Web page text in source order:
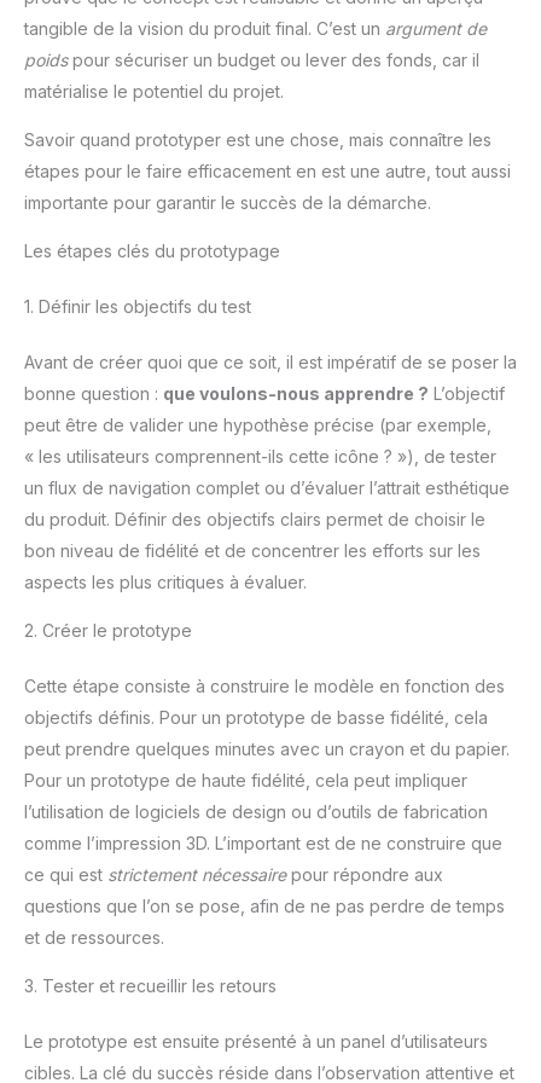
Assembler: Cette chaise de
bureau est très facile à
installer, seulement 6 étapes,
et est livrée avec toutes les
manuel d'utilisation détaillé,
l'installation en seulement 15
minutes !
tangible de la vision du produit final. C’est un argument de
poidspour sécuriser un budget ou lever des fonds, car il
matérialise le potentiel du projet.
Savoir quand prototyper est une chose, mais connaître les
étapes pour le faire efficacement en est une autre, tout aussi
importante pour garantir le succès de la démarche.
Les étapes clés du prototypage
1. Définir les objectifs du test
Avant de créer quoi que ce soit, il est impératif de se poser la
bonne question : que voulons-nous apprendre ? L’objectif
peut être de valider une hypothèse précise (par exemple,
« les utilisateurs comprennent-ils cette icône ? »), de tester
un flux de navigation complet ou d’évaluer l’attrait esthétique
du produit. Définir des objectifs clairs permet de choisir le
bon niveau de fidélité et de concentrer les efforts sur les
aspects les plus critiques à évaluer.
2. Créer le prototype
Cette étape consiste à construire le modèle en fonction des
objectifs définis. Pour un prototype de basse fidélité, cela
peut prendre quelques minutes avec un crayon et du papier.
Pour un prototype de haute fidélité, cela peut impliquer
l’utilisation de logiciels de design ou d’outils de fabrication
comme l’impression 3D. L’important est de ne construire que
ce qui est strictement nécessairepour répondre aux
questions que l’on se pose, afin de ne pas perdre de temps
et de ressources.
3. Tester et recueillir les retours
Le prototype est ensuite présenté à un panel d’utilisateurs
cibles. La clé du succès réside dans l’observation attentive et